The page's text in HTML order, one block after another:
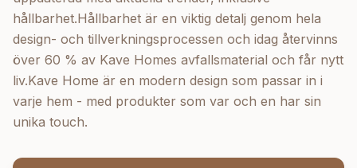
hållbarhet.Hållbarhet är en viktig detalj genom hela
design- och tillverkningsprocessen och idag återvinns
över 60 % av Kave Homes avfallsmaterial och får nytt
liv.Kave Home är en modern design som passar in i
varje hem - med produkter som var och en har sin
unika touch.